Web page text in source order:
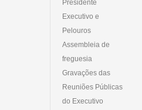
Presidente
Executivo e
Pelouros
Assembleia de
freguesia
Gravações das
Reuniões Públicas
do Executivo